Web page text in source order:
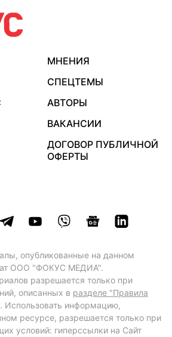
МНЕНИЯ
СПЕЦТЕМЫ
АВТОРЫ
ВАКАНСИИ
ДОГОВОР ПУБЛИЧНОЙ
ОФЕРТЫ
опубликованные на данном
ООО "ФОКУС МЕДИА".
разрешается только при
описанных в разделе "Правила
. Использовать информацию,
ресурсе, разрешается только при
условий: гиперссылки на Сайт